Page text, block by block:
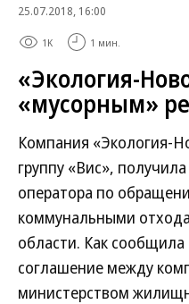
25.07.2018, 16:00
1K 1 мин.
«Экология-
«мусорным»
Компания «Экология-
группу «Вис»,
оператора по
коммунальными
области. Как сообщила
соглашение между
министерством